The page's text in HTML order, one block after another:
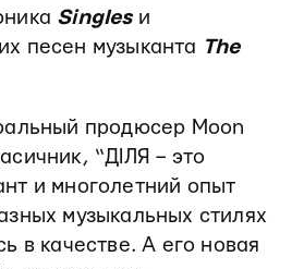
Singlesи
песен музыканта The
продюсер Moon
“ДІЛЯ – это
и многолетний опыт
музыкальных стилях
в качестве. А его новая